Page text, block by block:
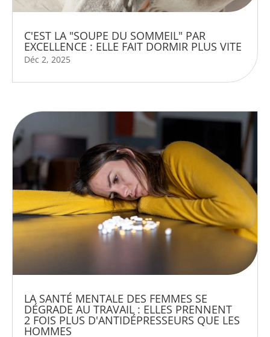
C'EST LA "SOUPE DU SOMMEIL" PAR
EXCELLENCE : ELLE FAIT DORMIR PLUS VITE
Déc 2, 2025
LA SANTÉ MENTALE DES FEMMES SE
DÉGRADE AU TRAVAIL : ELLES PRENNENT
2 FOIS PLUS D'ANTIDÉPRESSEURS QUE LES
HOMMES